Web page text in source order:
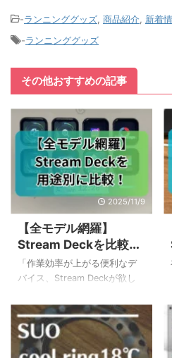
-ランニンググッズ, 商品紹介, 新着
-ランニンググッズ
その他おすすめの記事
2025/11/9
【全モデル網羅】
Stream Deckを比較！
新旧モデルから用途別
で最適な一台を選ぶ
「作業効率が上がる便利なデ
バイス、Stream Deckが欲し
どれを選べばいいのか分から
ない…」と感じていませんか？
多機能なモデルからコンパク
トなモデルまで様々で、自分